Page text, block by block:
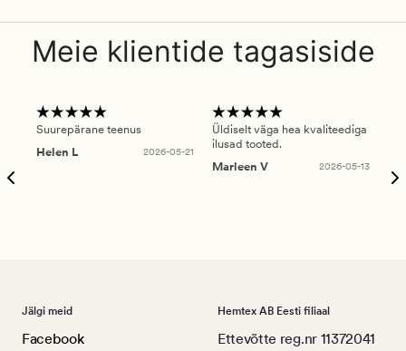
Meie klientide tagasiside
Suurepärane teenus
Helen L
2026-05-21
Üldiselt väga hea kvaliteediga
ilusad tooted.
Marleen V
2026-05-13
Jälgi meid
Facebook
Hemtex AB Eesti filiaal
Ettevõtte reg.nr 11372041